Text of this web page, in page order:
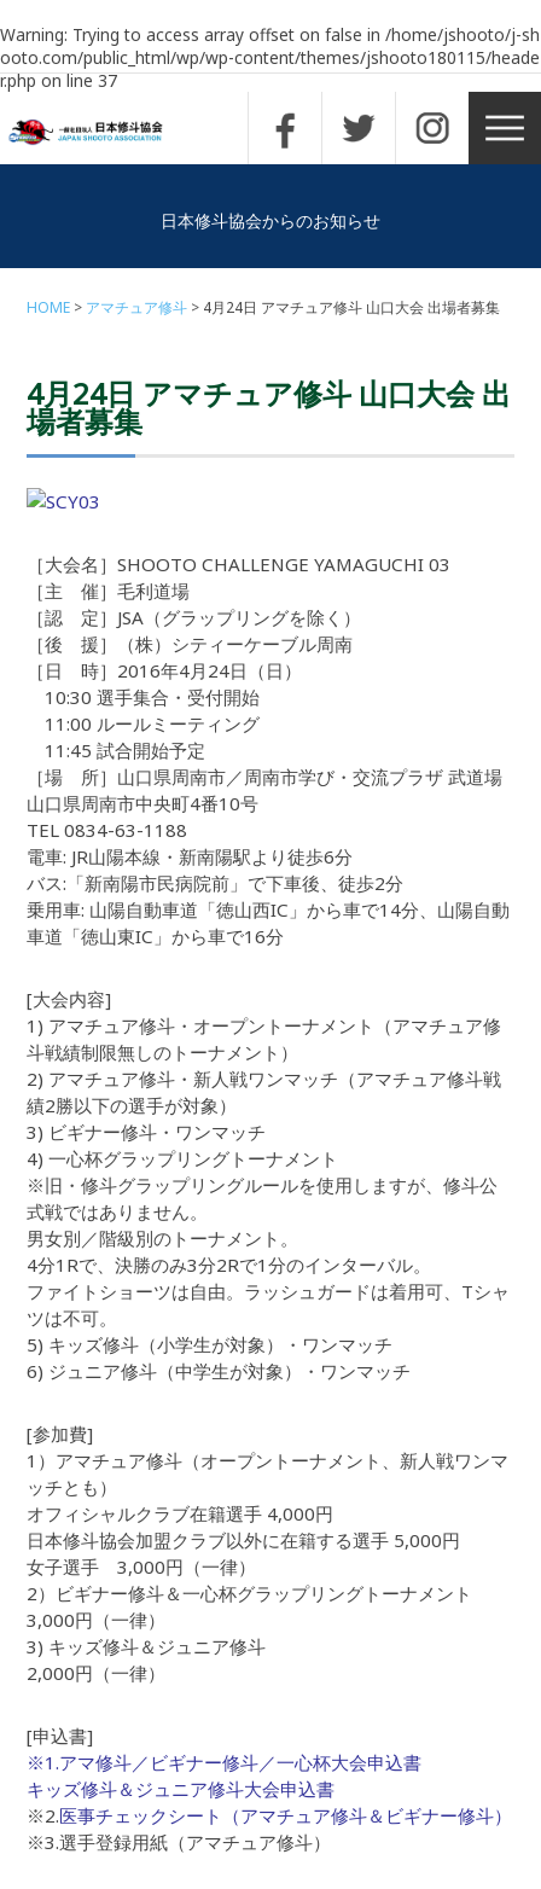
Warning: Trying to access array offset on false in /home/jshooto/j-sh
ooto.com/public_html/wp/wp-content/themes/jshooto180115/heade
r.phpon line37
日本修斗協会からのお知らせ
HOME アマチュア修斗 4月24日 アマチュア修斗 山口大会 出場者募集
4月24日 アマチュア修斗 山口大会 出
場者募集
［大会名］SHOOTO CHALLENGE YAMAGUCHI 03
［主 催］毛利道場
［認 定］JSA（グラップリングを除く）
［後 援］（株）シティーケーブル周南
［日 時］2016年4月24日（日）
10:30 選手集合・受付開始
11:00 ルールミーティング
11:45 試合開始予定
［場 所］山口県周南市／周南市学び・交流プラザ 武道場
山口県周南市中央町4番10号
TEL 0834-63-1188
電車: JR山陽本線・新南陽駅より徒歩6分
バス:「新南陽市民病院前」で下車後、徒歩2分
乗用車: 山陽自動車道「徳山西IC」から車で14分、山陽自動
車道「徳山東IC」から車で16分
[大会内容]
1) アマチュア修斗・オープントーナメント（アマチュア修
斗戦績制限無しのトーナメント）
2) アマチュア修斗・新人戦ワンマッチ（アマチュア修斗戦
績2勝以下の選手が対象）
3) ビギナー修斗・ワンマッチ
4) 一心杯グラップリングトーナメント
※旧・修斗グラップリングルールを使用しますが、修斗公
式戦ではありません。
男女別／階級別のトーナメント。
4分1Rで、決勝のみ3分2Rで1分のインターバル。
ファイトショーツは自由。ラッシュガードは着用可、Tシャ
ツは不可。
5) キッズ修斗（小学生が対象）・ワンマッチ
6) ジュニア修斗（中学生が対象）・ワンマッチ
[参加費]
1）アマチュア修斗（オープントーナメント、新人戦ワンマ
ッチとも）
オフィシャルクラブ在籍選手 4,000円
日本修斗協会加盟クラブ以外に在籍する選手 5,000円
女子選手 3,000円（一律）
2）ビギナー修斗＆一心杯グラップリングトーナメント
3,000円（一律）
3) キッズ修斗＆ジュニア修斗
2,000円（一律）
[申込書]
※1.アマ修斗／ビギナー修斗／一心杯大会申込書
キッズ修斗＆ジュニア修斗大会申込書
※2.医事チェックシート（アマチュア修斗＆ビギナー修斗）
※3.選手登録用紙（アマチュア修斗）